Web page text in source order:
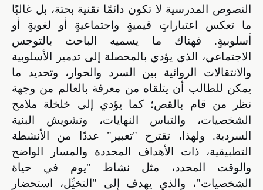
النصوص المدرسية لا تكون دائمًا تقنية بحتة، بل غالبًا
ما تعكس اعتباراتٍ
قيميةٍ واجتماعيةٍ أو لغويةٍ أو
أسلوبيةٍ. فهناك ما يسميه الباحث بالتوجس
الاجتماعي، الذي يؤدي بالمحصلة إلى تدمير الأسلوبية
والانتقالات الروائية بين السرد والحوار، وتحديد ما
يمكن للطالب أن يتلقاه من معرفة بالعالم من وجهة
نظر من قام بالقص؛ كما يؤدي إلى خلخلة ملامح
الشخصيات، والتباس النهايات، وتشويش البنية
السردية. ولهذا، تقترح "تعبير" عددًا من الأنشطة
التطبيقية، ذات الأهداف المحددة والمسار الواضح
والوقت المحدد، مثل نشاط "يوم في حياة
الشخصيات"، والذي يهدف إلى "التخيِّل، استحضار